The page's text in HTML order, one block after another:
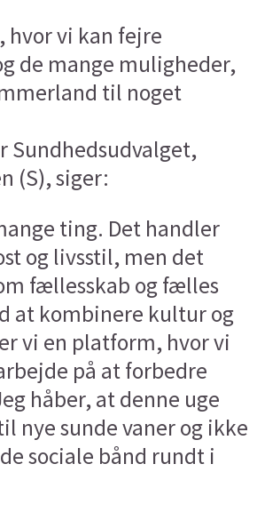
hvor vi kan fejre
de mange muligheder,
til noget
Sundhedsudvalget,
(S), siger:
ting. Det handler
og livsstil, men det
fællesskab og fælles
at kombinere kultur og
vi en platform, hvor vi
på at forbedre
håber, at denne uge
nye sunde vaner og ikke
sociale bånd rundt i